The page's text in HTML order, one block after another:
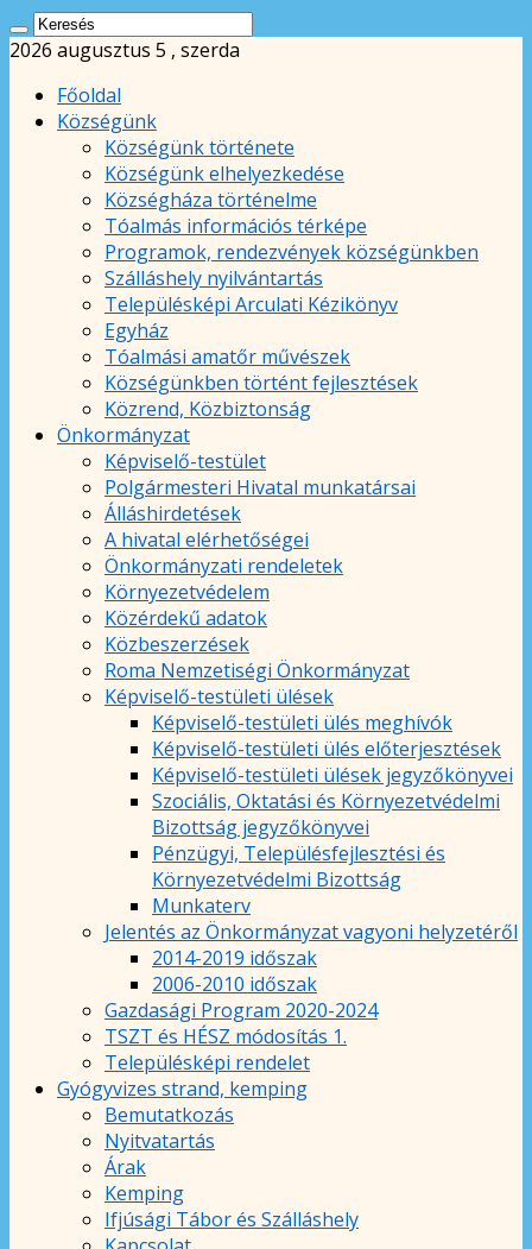
2026 augusztus 5 , szerda
Főoldal
Községünk
Községünk története
Községünk elhelyezkedése
Községháza történelme
Tóalmás információs térképe
Programok, rendezvények községünkben
Szálláshely nyilvántartás
Településképi Arculati Kézikönyv
Egyház
Tóalmási amatőr művészek
Községünkben történt fejlesztések
Közrend, Közbiztonság
Önkormányzat
Képviselő-testület
Polgármesteri Hivatal munkatársai
Álláshirdetések
A hivatal elérhetőségei
Önkormányzati rendeletek
Környezetvédelem
Közérdekű adatok
Közbeszerzések
Roma Nemzetiségi Önkormányzat
Képviselő-testületi ülések
Képviselő-testületi ülés meghívók
Képviselő-testületi ülés előterjesztések
Képviselő-testületi ülések jegyzőkönyvei
Szociális, Oktatási és Környezetvédelmi
Bizottság jegyzőkönyvei
Pénzügyi, Településfejlesztési és
Környezetvédelmi Bizottság
Munkaterv
Jelentés az Önkormányzat vagyoni helyzetéről
2014-2019 időszak
2006-2010 időszak
Gazdasági Program 2020-2024
TSZT és HÉSZ módosítás 1.
Településképi rendelet
Gyógyvizes strand, kemping
Bemutatkozás
Nyitvatartás
Árak
Kemping
Ifjúsági Tábor és Szálláshely